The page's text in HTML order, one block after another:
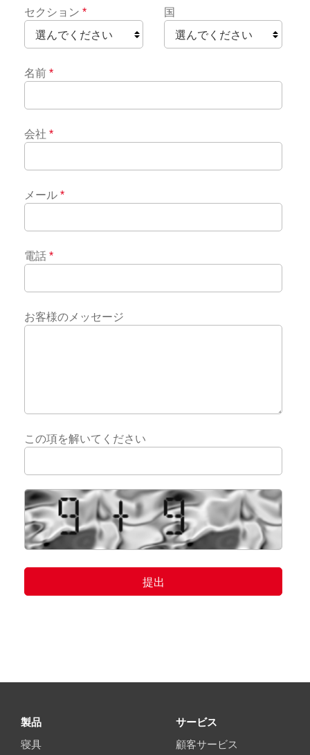
セクション * 国
名前 *
会社 *
メール *
電話 *
お客様のメッセージ
この項を解いてください
製品
寝具
サービス
顧客サービス